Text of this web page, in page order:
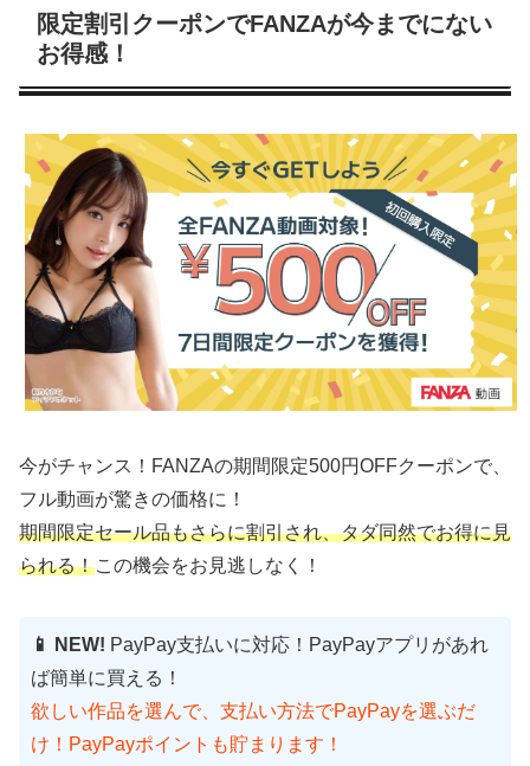
限定割引クーポンでFANZAが今までにない
お得感！
今がチャンス！FANZAの期間限定500円OFFクーポンで、
フル動画が驚きの価格に！
期間限定セール品もさらに割引され、タダ同然でお得に見
られる！この機会をお見逃しなく！
📱 NEW! PayPay支払いに対応！PayPayアプリがあれ
ば簡単に買える！
欲しい作品を選んで、支払い方法でPayPayを選ぶだ
け！PayPayポイントも貯まります！